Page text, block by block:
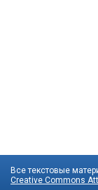
Все текстовые
Creative Commons